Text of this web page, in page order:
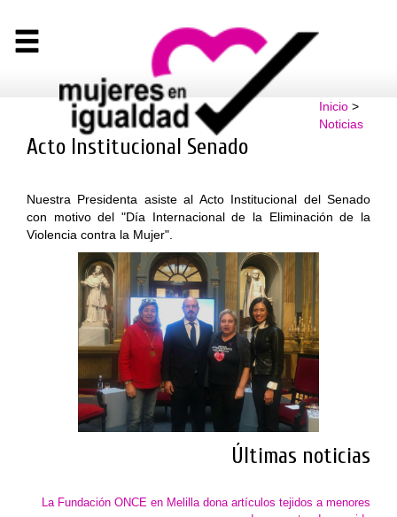
Inicio>
Noticias
Acto Institucional Senado
Nuestra Presidenta asiste al Acto Institucional del Senado
con motivo del "Día Internacional de la Eliminación de la
Violencia contra la Mujer".
Últimas noticias
La Fundación ONCE en Melilla dona artículos tejidos a menores